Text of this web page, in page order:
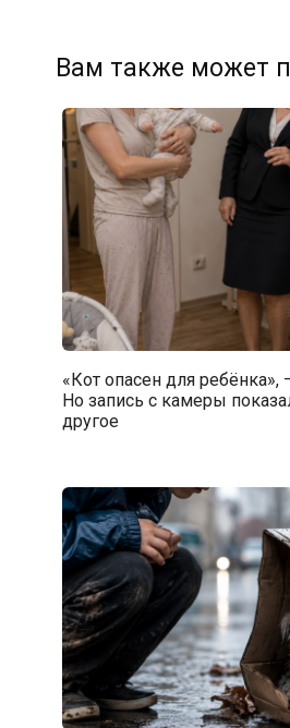
Вам также может
«Кот опасен для ребёнка»,
Но запись с камеры
другое